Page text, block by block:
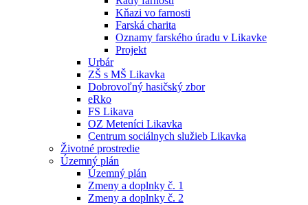
Kňazi vo farnosti
Farská charita
Oznamy farského úradu v Likavke
Projekt
Urbár
ZŠ s MŠ Likavka
Dobrovoľný hasičský zbor
eRko
FS Likava
OZ Meteníci Likavka
Centrum sociálnych služieb Likavka
Životné prostredie
Územný plán
Územný plán
Zmeny a doplnky č. 1
Zmeny a doplnky č. 2